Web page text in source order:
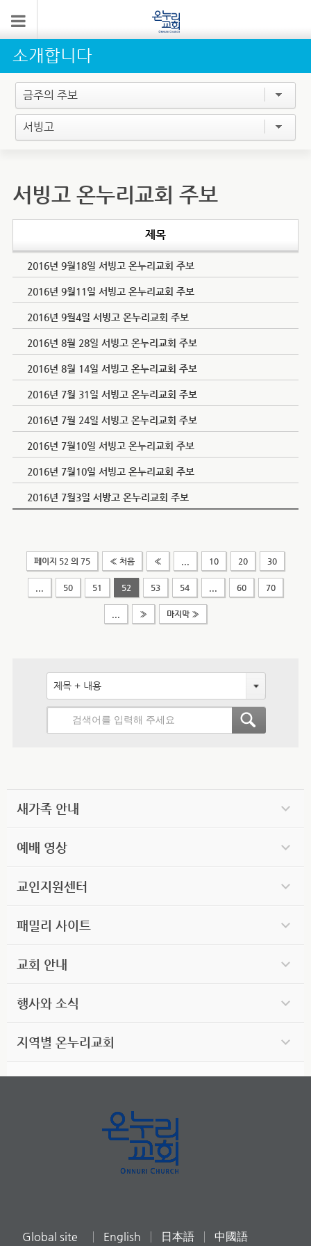
소개합니다
금주의 주보
서빙고
서빙고 온누리교회 주보
제목
2016년 9월18일 서빙고 온누리교회 주보
2016년 9월11일 서빙고 온누리교회 주보
2016년 9월4일 서빙고 온누리교회 주보
2016년 8월 28일 서빙고 온누리교회 주보
2016년 8월 14일 서빙고 온누리교회 주보
2016년 7월 31일 서빙고 온누리교회 주보
2016년 7월 24일 서빙고 온누리교회 주보
2016년 7월10일 서빙고 온누리교회 주보
2016년 7월10일 서빙고 온누리교회 주보
2016년 7월3일 서방고 온누리교회 주보
페이지 52 의 75 « 처음 « 10 20 30
50 51 52 53 54 60 70
» 마지막 »
제목 + 내용
새가족 안내
예배 영상
교인지원센터
패밀리 사이트
교회 안내
행사와 소식
지역별 온누리교회
Global site English 日本語 中國語